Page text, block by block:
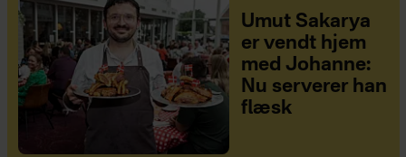
Umut Sakarya
er vendt hjem
med Johanne:
Nu serverer han
flæsk